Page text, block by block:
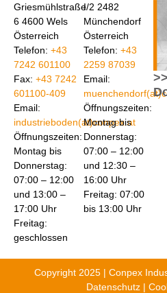
Griesmühlstraße
6 4600 Wels
Österreich
Telefon: +43
7242 601100
Fax: +43 7242
601100-409
Email:
industrieboden(at)conpex.at
Öffnungszeiten:
Montag bis
Donnerstag:
07:00 – 12:00
und 13:00 –
17:00 Uhr
Freitag:
geschlossen
I/2 2482
Münchendorf
Österreich
Telefon: +43
2259 87039
Email:
Öffnungszeiten:
Montag bis
Donnerstag:
07:00 – 12:00
und 12:30 –
16:00 Uhr
Freitag: 07:00
bis 13:00 Uhr
Copyright 2025 | Conpex
Datenschutz |